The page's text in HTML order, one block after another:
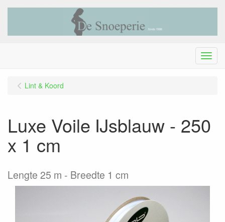
Menu
Lint & Koord
Luxe Voile IJsblauw - 250
x 1 cm
Lengte 25 m - Breedte 1 cm